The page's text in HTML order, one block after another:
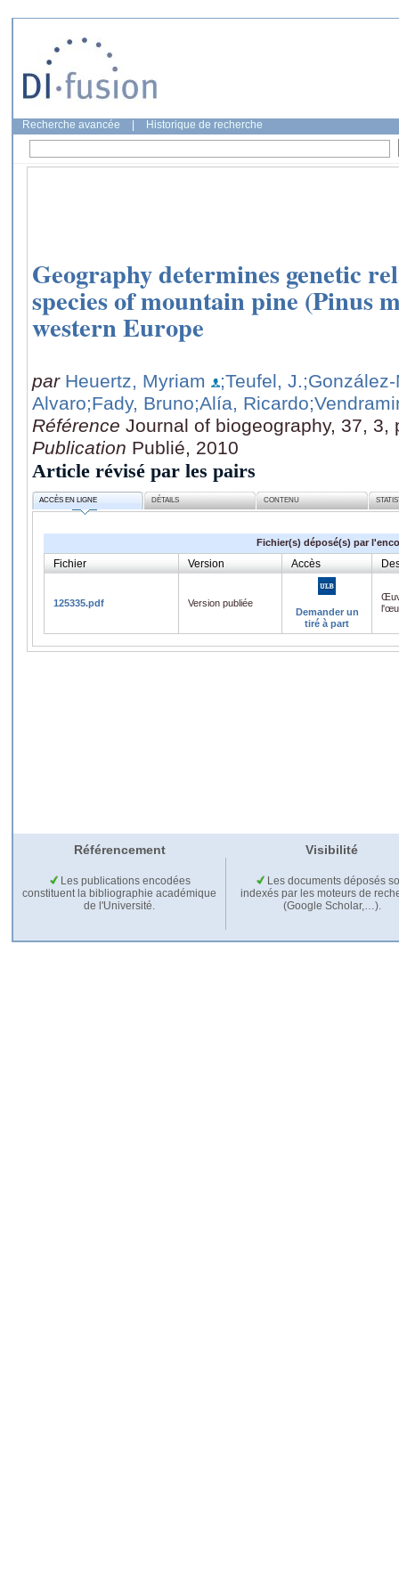
Recherche avancée Historique de recherche
Geography determines genetic
species of mountain pine (Pinus
western Europe
par Heuertz, Myriam ;Teufel, J.
Alvaro;Fady, Bruno;Alía, Ricardo
Référence Journal of biogeography, 37, 3,
Publication Publié, 2010
Article révisé par les pairs
ACCÈS EN LIGNE DÉTAILS CONTENU
Fichier(s) déposé(s) par
Fichier Version Accès
125335.pdf
Version publiée
Demander un
tiré à part
Référencement Visibilité
Les publications encodées
constituent la bibliographie académique
de l'Université.
Les documents déposés
indexés par les moteurs de
(Google Scholar,…).